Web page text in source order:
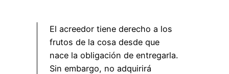
El acreedor tiene derecho a los
frutos de la cosa desde que
nace la obligación de entregarla.
Sin embargo, no adquirirá